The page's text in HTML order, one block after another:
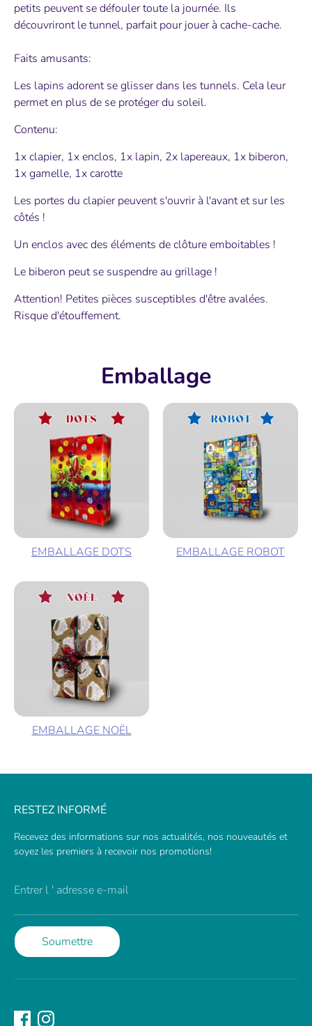
petits peuvent se défouler toute la journée. Ils
découvriront le tunnel, parfait pour jouer à cache-cache.
Faits amusants:
Les lapins adorent se glisser dans les tunnels. Cela leur
permet en plus de se protéger du soleil.
Contenu:
1x clapier, 1x enclos, 1x lapin, 2x lapereaux, 1x biberon,
1x gamelle, 1x carotte
Les portes du clapier peuvent s'ouvrir à l'avant et sur les
côtés !
Un enclos avec des éléments de clôture emboitables !
Le biberon peut se suspendre au grillage !
Attention! Petites pièces susceptibles d'être avalées.
Risque d'étouffement.
Emballage
EMBALLAGE DOTS EMBALLAGE ROBOT
EMBALLAGE NOËL
RESTEZ INFORMÉ
Recevez des informations sur nos actualités, nos nouveautés et
soyez les premiers à recevoir nos promotions!
Entrer l ' adresse e-mail
Soumettre